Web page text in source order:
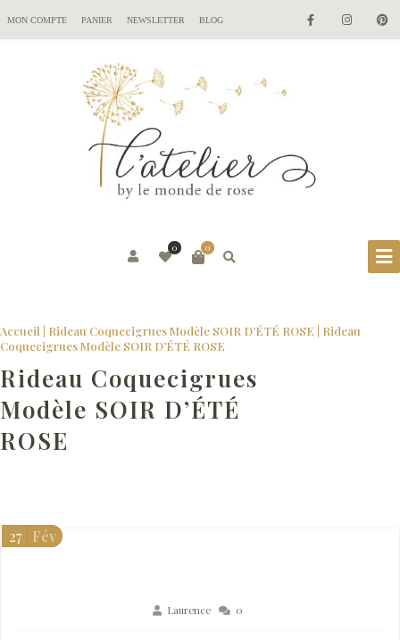
MON COMPTE PANIER NEWSLETTER BLOG
0
0
Accueil Rideau Coquecigrues Modèle SOIR D’ÉTÉ ROSE
Rideau
Coquecigrues Modèle SOIR D’ÉTÉ ROSE
Rideau Coquecigrues
Modèle SOIR D’ÉTÉ
ROSE
Laurence 0
27 Fév